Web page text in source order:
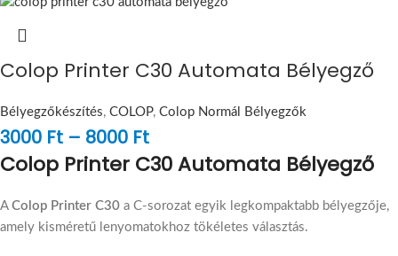
Colop Printer C30 Automata Bélyegző
Bélyegzőkészítés, COLOP, Colop Normál Bélyegzők
3000 Ft – 8000 Ft
Colop Printer C30 Automata Bélyegző
A Colop Printer C30 a C-sorozat egyik legkompaktabb bélyegzője,
amely kisméretű lenyomatokhoz tökéletes választás.